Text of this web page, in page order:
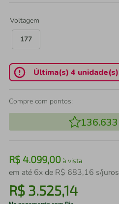
Voltagem
177
Última(s) 4 unidade(s)
Compre com pontos:
136.633
R$ 4.099,00à vista
em até 6x de R$ 683,16 s/juros
R$ 3.525,14